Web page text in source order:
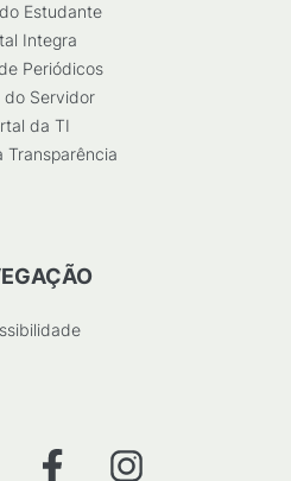
Estudante
Integra
Periódicos
do Servidor
da TI
Transparência